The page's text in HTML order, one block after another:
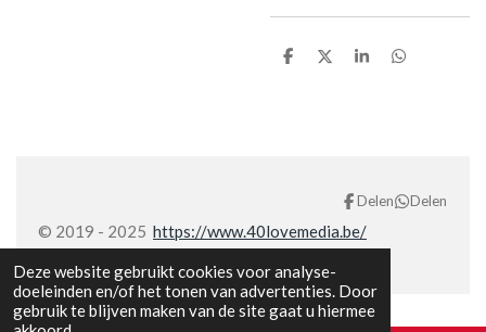
Deze website gebruikt cookies voor analyse-
doeleinden en/of het tonen van advertenties. Door
gebruik te blijven maken van de site gaat u hiermee
D
D
S
D
Delen Delen
© 2019 - 2025 https://www.40lovemedia.be/